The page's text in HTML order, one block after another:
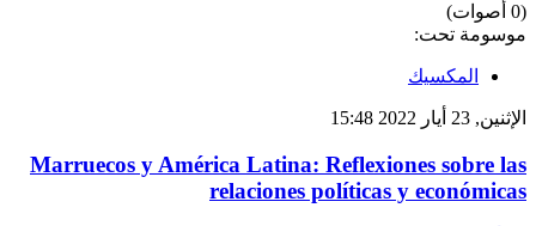
(0 أصوات)
موسومة تحت:
المكسيك
الإثنين, 23 أيار 2022 15:48
Marruecos y América Latina: Reflexiones sobre las
relaciones políticas y económicas